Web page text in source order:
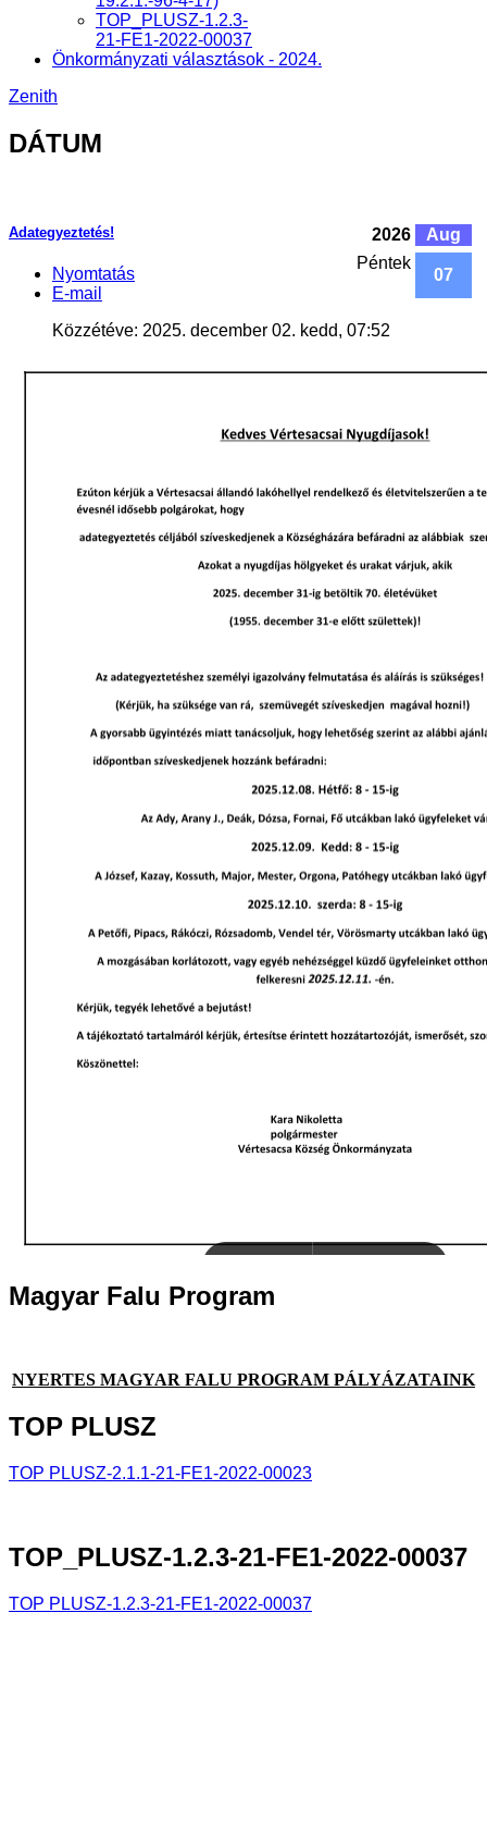
TOP_PLUSZ-1.2.3-
21-FE1-2022-00037
Önkormányzati választások - 2024.
Zenith
DÁTUM
2026
Aug
Péntek
07
Adategyeztetés!
Nyomtatás
E-mail
Közzétéve: 2025. december 02. kedd, 07:52
Magyar Falu Program
NYERTES MAGYAR FALU PROGRAM PÁLYÁZATAINK
TOP PLUSZ
TOP PLUSZ-2.1.1-21-FE1-2022-00023
TOP_PLUSZ-1.2.3-21-FE1-2022-00037
TOP PLUSZ-1.2.3-21-FE1-2022-00037